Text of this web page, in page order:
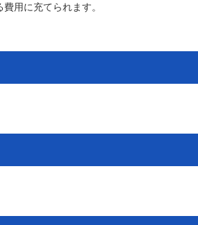
用に充てられます。